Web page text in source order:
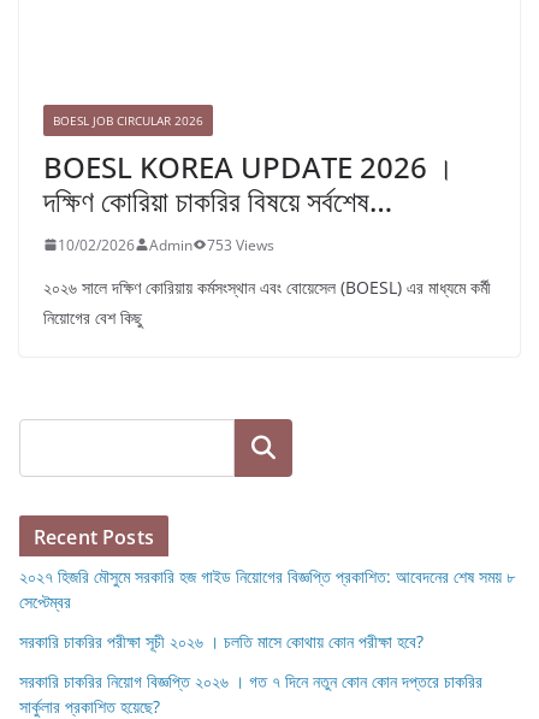
BOESL JOB CIRCULAR 2026
BOESL KOREA UPDATE 2026 ।
দক্ষিণ কোরিয়া চাকরির বিষয়ে সর্বশেষ…
10/02/2026 Admin 753 Views
২০২৬ সালে দক্ষিণ কোরিয়ায় কর্মসংস্থান এবং বোয়েসেল (BOESL) এর মাধ্যমে কর্মী
নিয়োগের বেশ কিছু
Search
Recent Posts
২০২৭ হিজরি মৌসুমে সরকারি হজ গাইড নিয়োগের বিজ্ঞপ্তি প্রকাশিত: আবেদনের শেষ সময় ৮
সেপ্টেম্বর
সরকারি চাকরির পরীক্ষা সূচী ২০২৬ । চলতি মাসে কোথায় কোন পরীক্ষা হবে?
সরকারি চাকরির নিয়োগ বিজ্ঞপ্তি ২০২৬ । গত ৭ দিনে নতুন কোন কোন দপ্তরে চাকরির
সার্কুলার প্রকাশিত হয়েছে?